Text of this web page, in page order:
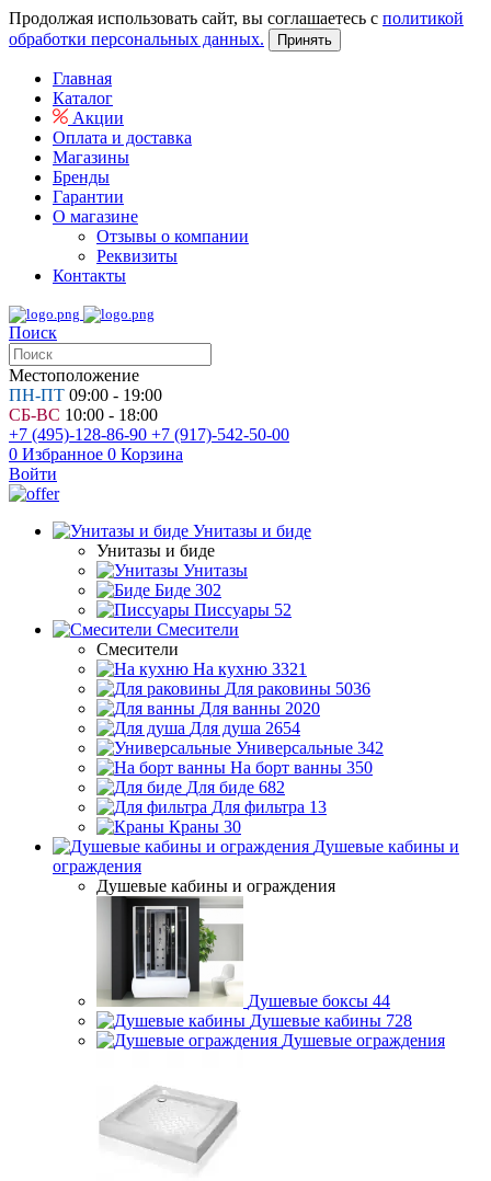
Продолжая использовать сайт, вы соглашаетесь с политикой
обработки персональных данных.
Принять
Главная
Каталог
Акции
Оплата и доставка
Магазины
Бренды
Гарантии
О магазине
Отзывы о компании
Реквизиты
Контакты
Поиск
Местоположение
ПН-ПТ 09:00 - 19:00
СБ-ВС 10:00 - 18:00
+7 (495)-128-86-90 +7 (917)-542-50-00
0 Избранное 0 Корзина
Войти
Унитазы и биде
Унитазы и биде
Унитазы
Биде 302
Писсуары 52
Смесители
Смесители
На кухню 3321
Для раковины 5036
Для ванны 2020
Для душа 2654
Универсальные 342
На борт ванны 350
Для биде 682
Для фильтра 13
Краны 30
Душевые кабины и
ограждения
Душевые кабины и ограждения
Душевые боксы 44
Душевые кабины 728
Душевые ограждения